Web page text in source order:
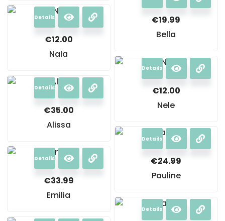
€19.99
Bella
Details
€12.00
Nala
Details
€12.00
Nele
Details
€35.00
Alissa
Details
€24.99
Pauline
Details
€33.99
Emilia
Details